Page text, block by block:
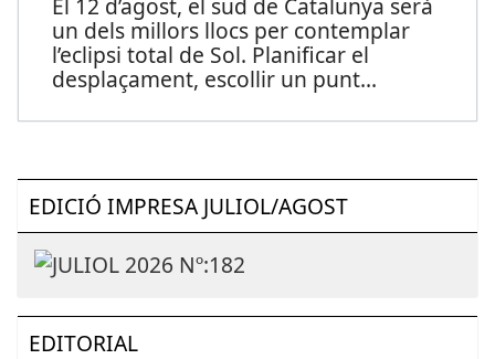
El 12 d’agost, el sud de Catalunya serà
un dels millors llocs per contemplar
l’eclipsi total de Sol. Planificar el
desplaçament, escollir un punt...
EDICIÓ IMPRESA JULIOL/AGOST
EDITORIAL